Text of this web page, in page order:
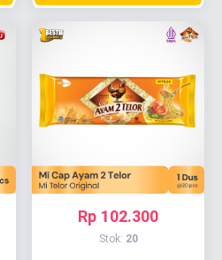
Rp 102.300
Stok: 20